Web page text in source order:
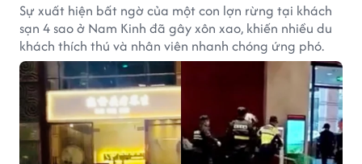
Sự xuất hiện bất ngờ của một con lợn rừng tại khách
sạn 4 sao ở Nam Kinh đã gây xôn xao, khiến nhiều du
khách thích thú và nhân viên nhanh chóng ứng phó.